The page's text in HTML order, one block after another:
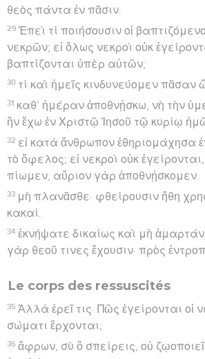
θεὸς πάντα ἐν πᾶσιν.
29 Ἐπεὶ τί ποιήσουσιν οἱ
νεκρῶν; εἰ ὅλως νεκροὶ οὐκ
βαπτίζονται ὑπὲρ αὐτῶν;
30 τί καὶ ἡμεῖς κινδυνεύομεν πᾶσαν
31 καθ’ ἡμέραν ἀποθνῄσκω, νὴ τὴν
ἣν ἔχω ἐν Χριστῷ Ἰησοῦ τῷ κυρίῳ
32 εἰ κατὰ ἄνθρωπον ἐθηριομάχησα
τὸ ὄφελος; εἰ νεκροὶ οὐκ
πίωμεν, αὔριον γὰρ ἀποθνῄσκομεν.
33 μὴ πλανᾶσθε· φθείρουσιν ἤθη
κακαί.
34 ἐκνήψατε δικαίως καὶ μὴ
γὰρ θεοῦ τινες ἔχουσιν· πρὸς
Le corps des ressuscités
35 Ἀλλὰ ἐρεῖ τις· Πῶς ἐγείρονται οἱ
σώματι ἔρχονται;
36 ἄφρων, σὺ ὃ σπείρεις, οὐ